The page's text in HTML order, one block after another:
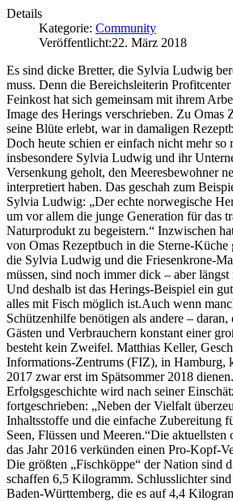
Details
Kategorie: Community
Veröffentlicht:22. März 2018
Es sind dicke Bretter, die Sylvia Ludwig
muss. Denn die Bereichsleiterin
Feinkost hat sich gemeinsam mit ihrem
Image des Herings verschrieben. Zu Omas
seine Blüte erlebt, war in damaligen
Doch heute schien er einfach nicht mehr so
insbesondere Sylvia Ludwig und ihr
Versenkung geholt, den Meeresbewohner
interpretiert haben. Das geschah zum
Sylvia Ludwig: „Der echte norwegische
um vor allem die junge Generation für das
Naturprodukt zu begeistern.“ Inzwischen
von Omas Rezeptbuch in die Sterne-Küche
die Sylvia Ludwig und die Friesenkrone-
müssen, sind noch immer dick – aber
Und deshalb ist das Herings-Beispiel ein
alles mit Fisch möglich ist.Auch wenn
Schützenhilfe benötigen als andere – daran,
Gästen und Verbrauchern konstant einer
besteht kein Zweifel. Matthias Keller,
Informations-Zentrums (FIZ), in Hamburg,
2017 zwar erst im Spätsommer 2018
Erfolgsgeschichte wird nach seiner
fortgeschrieben: „Neben der Vielfalt
Inhaltsstoffe und die einfache Zubereitung
Seen, Flüssen und Meeren.“Die
das Jahr 2016 verkünden einen Pro-Kopf-
Die größten „Fischköppe“ der Nation sind
schaffen 6,5 Kilogramm. Schlusslichter
Baden-Württemberg, die es auf 4,4